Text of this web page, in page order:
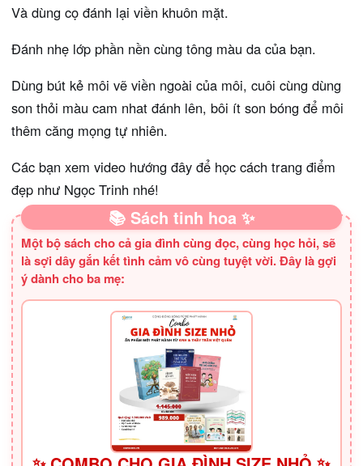
Và dùng cọ đánh lại viền khuôn mặt.
Đánh nhẹ lớp phần nền cùng tông màu da của bạn.
Dùng bút kẻ môi vẽ viền ngoài của môi, cuôi cùng dùng
son thỏi màu cam nhat đánh lên, bôi ít son bóng để môi
thêm căng mọng tự nhiên.
Các bạn xem video hướng đây để học cách trang điểm
đẹp như Ngọc Trinh nhé!
📚 Sách tinh hoa ✨
Một bộ sách cho cả gia đình cùng đọc, cùng học hỏi, sẽ
là sợi dây gắn kết tình cảm vô cùng tuyệt vời. Đây là gợi
ý dành cho ba mẹ: